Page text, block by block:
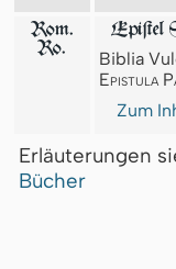
Rom.
Ro.
Epiſtel
Biblia
Epistula
Zum
Erläuterungen
Bücher